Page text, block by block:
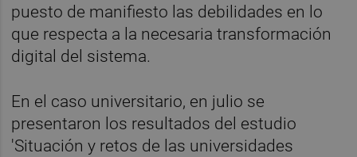
puesto de manifiesto las debilidades en lo
que respecta a la necesaria transformación
digital del sistema.
En el caso universitario, en julio se
presentaron los resultados del estudio
'Situación y retos de las universidades